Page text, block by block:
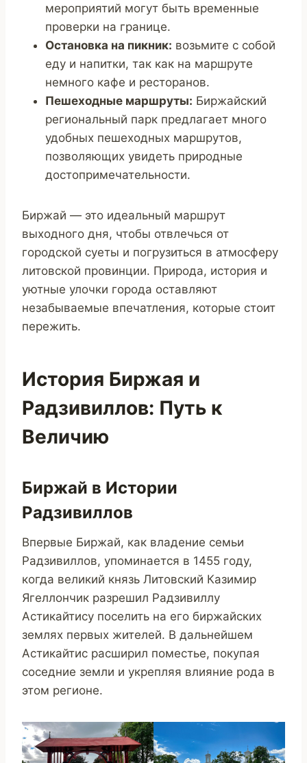
мероприятий могут быть временные
проверки на границе.
Остановка на пикник: возьмите с собой
еду и напитки, так как на маршруте
немного кафе и ресторанов.
Пешеходные маршруты: Биржайский
региональный парк предлагает много
удобных пешеходных маршрутов,
позволяющих увидеть природные
достопримечательности.
Биржай — это идеальный маршрут
выходного дня, чтобы отвлечься от
городской суеты и погрузиться в атмосферу
литовской провинции. Природа, история и
уютные улочки города оставляют
незабываемые впечатления, которые стоит
пережить.
История Биржая и
Радзивиллов: Путь к
Величию
Биржай в Истории
Радзивиллов
Впервые Биржай, как владение семьи
Радзивиллов, упоминается в 1455 году,
когда великий князь Литовский Казимир
Ягеллончик разрешил Радзивиллу
Астикайтису поселить на его биржайских
землях первых жителей. В дальнейшем
Астикайтис расширил поместье, покупая
соседние земли и укрепляя влияние рода в
этом регионе.